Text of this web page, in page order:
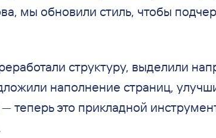
мы обновили стиль, чтобы
структуру, выделили
наполнение страниц,
— теперь это прикладной